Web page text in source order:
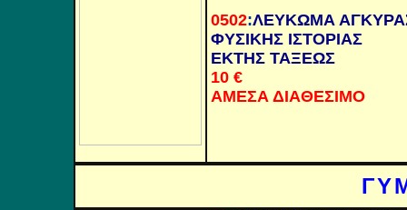
0502:ΛΕΥΚΩΜΑ
ΦΥΣΙΚΗΣ ΙΣΤΟΡΙΑΣ
ΕΚΤΗΣ ΤΑΞΕΩΣ
10 €
ΑΜΕΣΑ ΔΙΑΘΕΣΙΜΟ